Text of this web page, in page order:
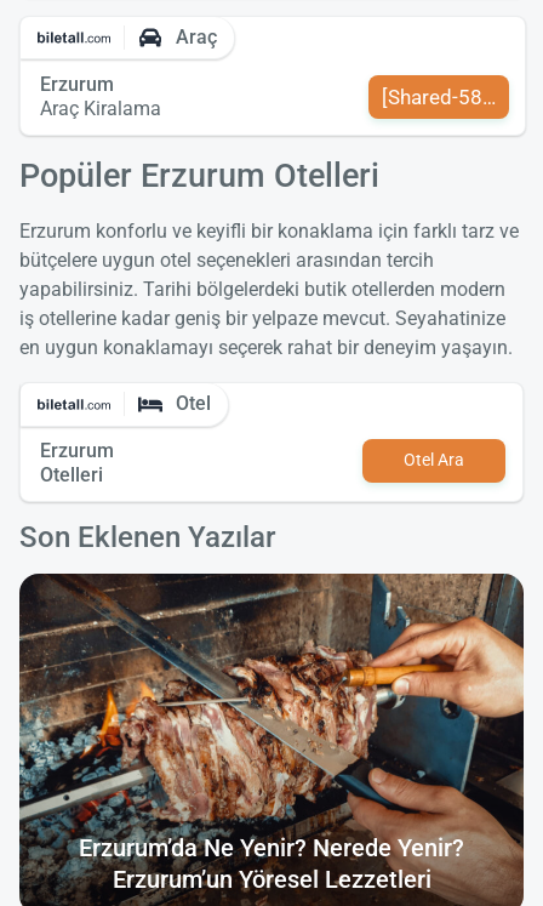
Araç
Erzurum
Araç Kiralama
[Shared-589-tr-
Popüler Erzurum Otelleri
Erzurum konforlu ve keyifli bir konaklama için farklı tarz ve
bütçelere uygun otel seçenekleri arasından tercih
yapabilirsiniz. Tarihi bölgelerdeki butik otellerden modern
iş otellerine kadar geniş bir yelpaze mevcut. Seyahatinize
en uygun konaklamayı seçerek rahat bir deneyim yaşayın.
Otel
Erzurum
Otelleri
Otel Ara
Son Eklenen Yazılar
Erzurum’da Ne Yenir? Nerede Yenir?
Erzurum’un Yöresel Lezzetleri